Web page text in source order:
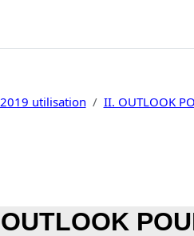
utilisation II. OUTLOOK
OUTLOOK